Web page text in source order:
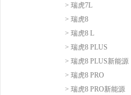
> 瑞虎7L
> 瑞虎8
> 瑞虎8 L
> 瑞虎8 PLUS
> 瑞虎8 PLUS新能源
> 瑞虎8 PRO
> 瑞虎8 PRO新能源